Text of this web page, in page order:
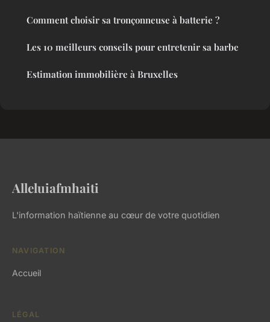
Comment choisir sa tronçonneuse à batterie ?
Les 10 meilleurs conseils pour entretenir sa barbe
Estimation immobilière à Bruxelles
Alleluiafmhaiti
L'information haïtienne au cœur de votre quotidien
NAVIGATION
Accueil
LÉGAL